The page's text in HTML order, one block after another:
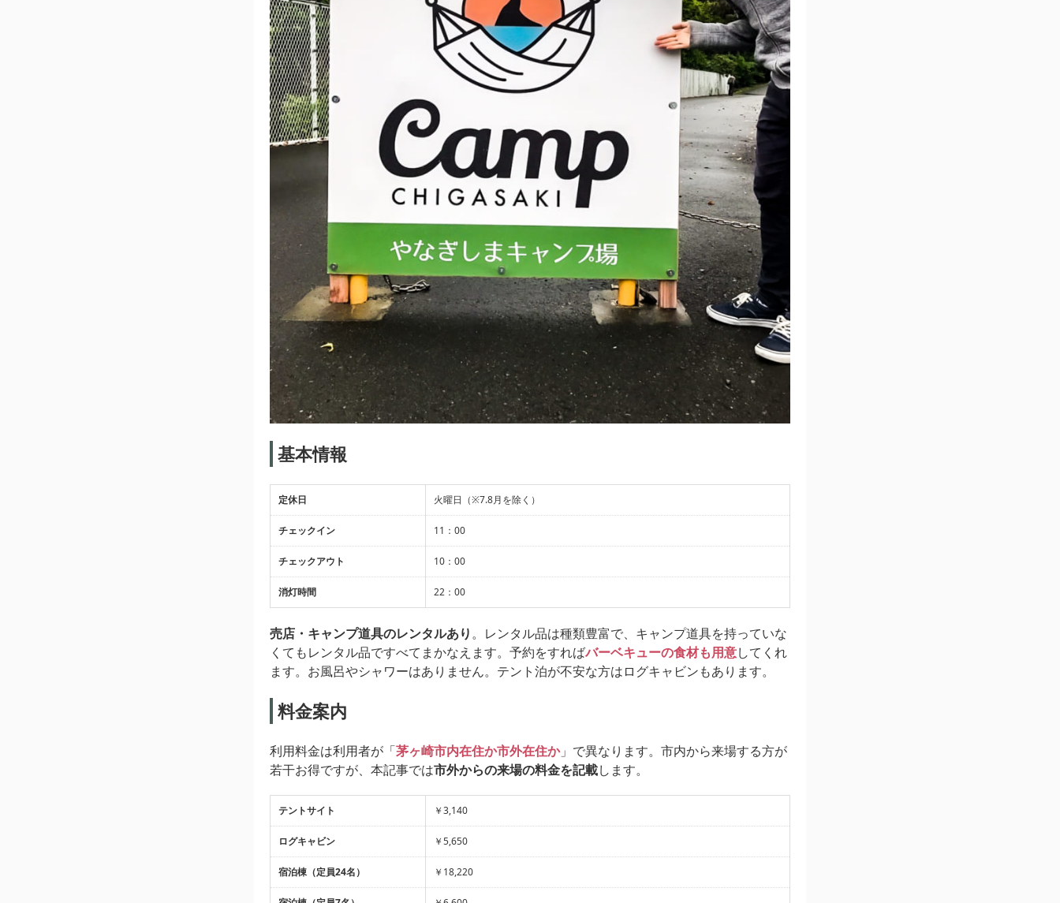
基本情報
定休日 火曜日（※7.8月を除く）
チェックイン 11：00
チェックアウト 10：00
消灯時間 22：00
売店・キャンプ道具のレンタルあり。レンタル品は種類豊富で、キャンプ道具を持っていな
くてもレンタル品ですべてまかなえます。予約をすればバーベキューの食材も用意してくれ
ます。お風呂やシャワーはありません。テント泊が不安な方はログキャビンもあります。
料金案内
利用料金は利用者が「茅ヶ崎市内在住か市外在住か」で異なります。市内から来場する方が
若干お得ですが、本記事では市外からの来場の料金を記載します。
テントサイト ￥3,140
ログキャビン ￥5,650
宿泊棟（定員24名） ￥18,220